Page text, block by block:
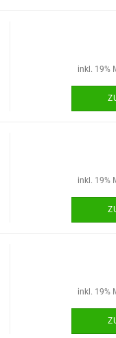
inkl. 19%
inkl. 19%
inkl. 19%